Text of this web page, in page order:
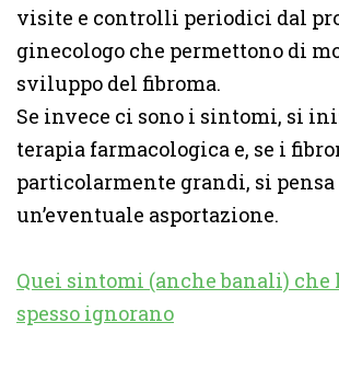
visite e controlli periodici dal
ginecologo che permettono di
sviluppo del fibroma.
Se invece ci sono i sintomi, si
terapia farmacologica e, se i
particolarmente grandi, si pensa
un’eventuale asportazione.
Quei sintomi (anche banali) che
spesso ignorano